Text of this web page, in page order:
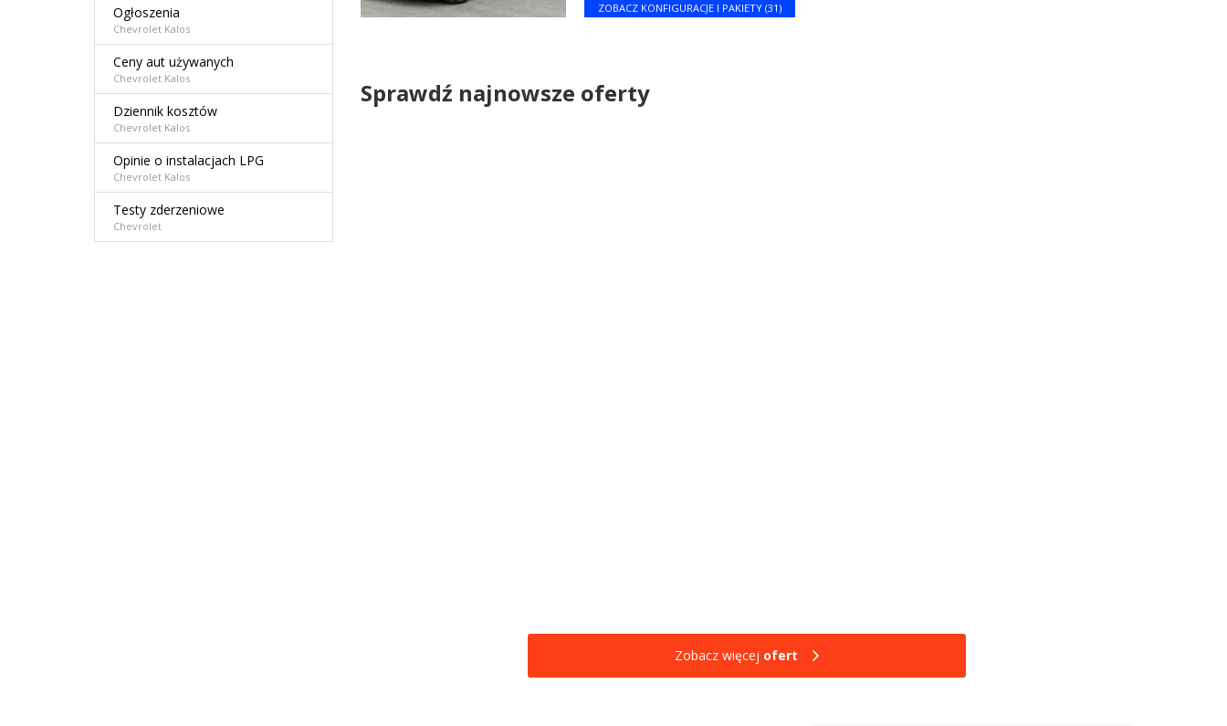
ZOBACZ KONFIGURACJE I PAKIETY (31)
Sprawdź najnowsze oferty
Zobacz więcej ofert
Ogłoszenia
Chevrolet Kalos
Ceny aut używanych
Chevrolet Kalos
Dziennik kosztów
Chevrolet Kalos
Opinie o instalacjach LPG
Chevrolet Kalos
Testy zderzeniowe
Chevrolet